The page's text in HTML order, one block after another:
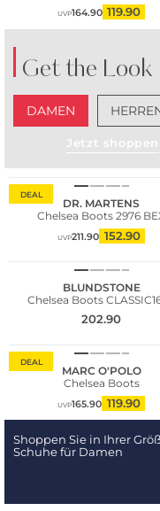
UVP164.90 119.90
Get the Look
DAMEN
Jetzt shoppen
DEAL
DR. MARTENS
Chelsea Boots 2976
UVP211.90 152.90
BLUNDSTONE
Chelsea Boots
202.90
DEAL
MARC O'POLO
Chelsea Boots
UVP165.90 119.90
Shoppen Sie in Ihrer
Schuhe für Damen